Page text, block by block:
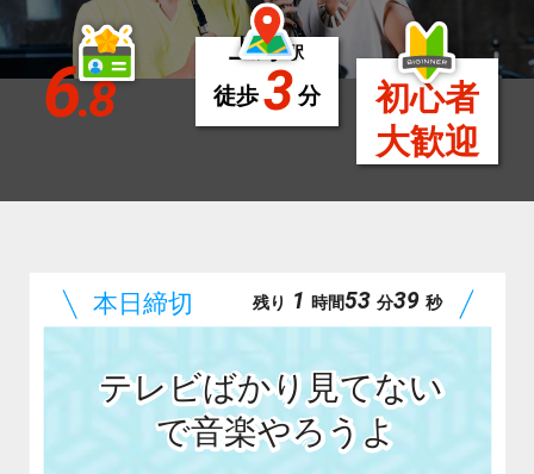
6.8
上野駅
徒歩3分
初心者
大歓迎
テレビばかり見てない
で音楽やろうよ
残り 1 時間53 分37 秒